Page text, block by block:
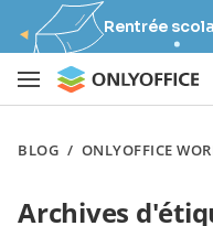
Rentrée
BLOG / ONLYOFFICE
Archives